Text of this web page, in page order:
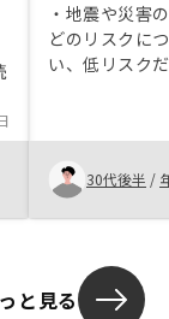
・地震や災害
どのリスクに
い、低リスク
と違い良いと
きなどを可能
が好印象だっ
メリットを考
損益分岐点な
わかるとよい。
30代後半 /
と見る